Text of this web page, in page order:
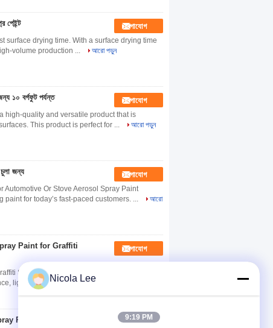
পেইন্ট যোগাযোগ
surface drying time. With a surface drying time
volume production ...
আরো পড়ুন
১০ বর্গফুট পর্যন্ত যোগাযোগ
high-quality and versatile product that is
This product is perfect for ...
আরো পড়ুন
চুলা জন্য যোগাযোগ
Automotive Or Stove Aerosol Spray Paint
paint for today’s fast-paced customers. ...
আরো
Paint for Graffiti
যোগাযোগ
Spray Paint combines artist-grade pigments
light fastness, and ...
আরো পড়ুন
Paint for Versatile
যোগাযোগ
Nicola Lee
9:19 PM